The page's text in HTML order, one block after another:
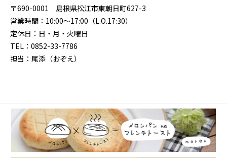
〒690-0001 島根県松江市東朝日町627-3
営業時間：10:00〜17:00（L.O.17:30）
定休日：日・月・火曜日
TEL：0852-33-7786
担当：尾添（おぞえ）